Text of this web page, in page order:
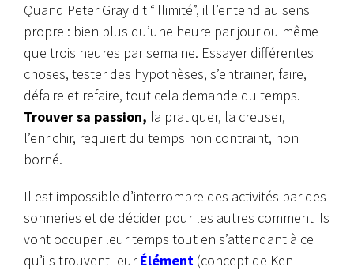
Quand Peter Gray dit “illimité”, il l’entend au sens
propre : bien plus qu’une heure par jour ou même
que trois heures par semaine. Essayer différentes
choses, tester des hypothèses, s’entrainer, faire,
défaire et refaire, tout cela demande du temps.
Trouver sa passion, la pratiquer, la creuser,
l’enrichir, requiert du temps non contraint, non
borné.
Il est impossible d’interrompre des activités par des
sonneries et de décider pour les autres comment ils
vont occuper leur temps tout en s’attendant à ce
qu’ils trouvent leurÉlément (concept de Ken